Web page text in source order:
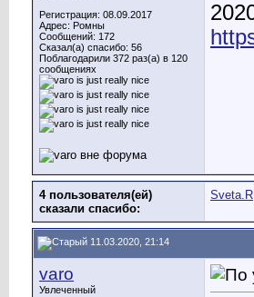
Регистрация: 08.09.2017
Адрес: Ромны
Сообщений: 172
Сказал(а) спасибо: 56
Поблагодарили 372 раз(а) в 120
сообщениях
4 пользователя(ей)
сказали cпасибо:
Sveta.R
11.03.2020, 21:14
varo
Увлеченный